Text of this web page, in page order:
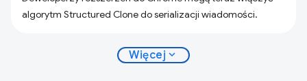
algorytm Structured Clone do serializacji wiadomości.
Więcej expand_more